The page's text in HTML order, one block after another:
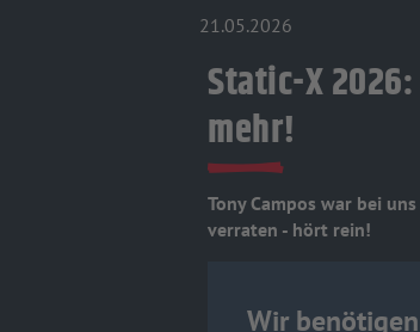
21.05.2026
Static-X
mehr!
Tony Campos war bei
verraten - hört rein!
Wir